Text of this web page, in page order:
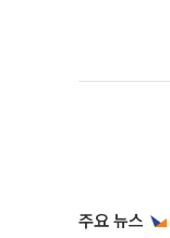
주요 뉴스